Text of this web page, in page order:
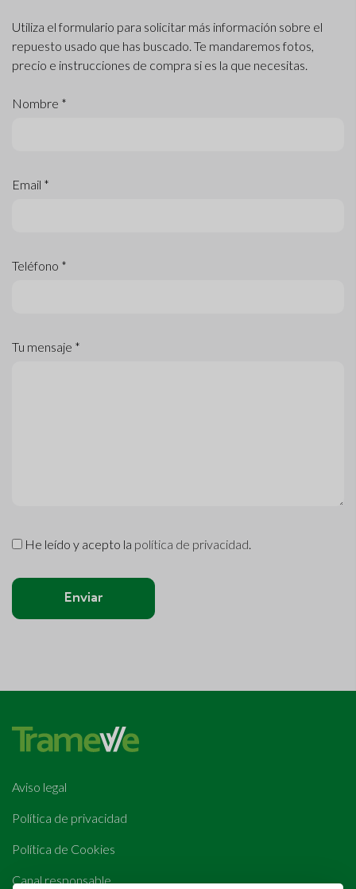
Utiliza el formulario para solicitar más información sobre el
repuesto usado que has buscado. Te mandaremos fotos,
precio e instrucciones de compra si es la que necesitas.
Nombre *
Email *
Teléfono *
Tu mensaje *
He leído y acepto la política de privacidad.
Enviar
Aviso legal
Política de privacidad
Política de Cookies
Canal responsable